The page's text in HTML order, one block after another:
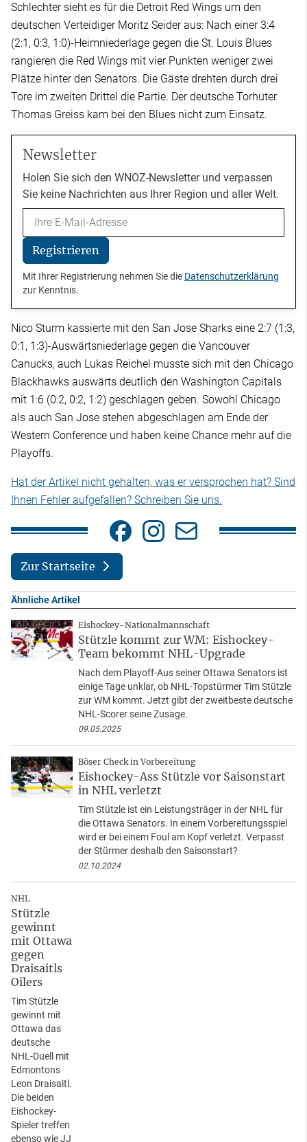
Schlechter sieht es für die Detroit Red Wings um den
deutschen Verteidiger Moritz Seider aus: Nach einer 3:4
(2:1, 0:3, 1:0)-Heimniederlage gegen die St. Louis Blues
rangieren die Red Wings mit vier Punkten weniger zwei
Plätze hinter den Senators. Die Gäste drehten durch drei
Tore im zweiten Drittel die Partie. Der deutsche Torhüter
Thomas Greiss kam bei den Blues nicht zum Einsatz.
Newsletter
Holen Sie sich den WNOZ-Newsletter und verpassen
Sie keine Nachrichten aus Ihrer Region und aller Welt.
Email
Registrieren
Mit Ihrer Registrierung nehmen Sie die Datenschutzerklärung
zur Kenntnis.
Nico Sturm kassierte mit den San Jose Sharks eine 2:7 (1:3,
0:1, 1:3)-Auswärtsniederlage gegen die Vancouver
Canucks, auch Lukas Reichel musste sich mit den Chicago
Blackhawks auswärts deutlich den Washington Capitals
mit 1:6 (0:2, 0:2, 1:2) geschlagen geben. Sowohl Chicago
als auch San Jose stehen abgeschlagen am Ende der
Western Conference und haben keine Chance mehr auf die
Playoffs.
Hat der Artikel nicht gehalten, was er versprochen hat? Sind
Ihnen Fehler aufgefallen? Schreiben Sie uns.
Zur Startseite
Ähnliche Artikel
Eishockey-Nationalmannschaft
Stützle kommt zur WM: Eishockey-
Team bekommt NHL-Upgrade
Nach dem Playoff-Aus seiner Ottawa Senators ist
einige Tage unklar, ob NHL-Topstürmer Tim Stützle
zur WM kommt. Jetzt gibt der zweitbeste deutsche
NHL-Scorer seine Zusage.
09.05.2025
Böser Check in Vorbereitung
Eishockey-Ass Stützle vor Saisonstart
in NHL verletzt
Tim Stützle ist ein Leistungsträger in der NHL für
die Ottawa Senators. In einem Vorbereitungsspiel
wird er bei einem Foul am Kopf verletzt. Verpasst
der Stürmer deshalb den Saisonstart?
02.10.2024
NHL
Stützle
gewinnt
mit Ottawa
gegen
Draisaitls
Oilers
Tim Stützle
gewinnt mit
Ottawa das
deutsche
NHL-Duell mit
Edmontons
Leon Draisaitl.
Die beiden
Eishockey-
Spieler treffen
ebenso wie JJ